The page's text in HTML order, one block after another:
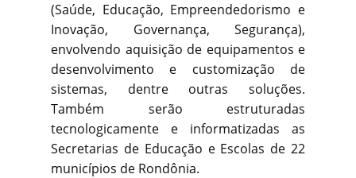
(Saúde, Educação, Empreendedorismo e
Inovação, Governança, Segurança),
envolvendo aquisição de equipamentos e
desenvolvimento e customização de
sistemas, dentre outras soluções.
Também serão estruturadas
tecnologicamente e informatizadas as
Secretarias de Educação e Escolas de 22
municípios de Rondônia.